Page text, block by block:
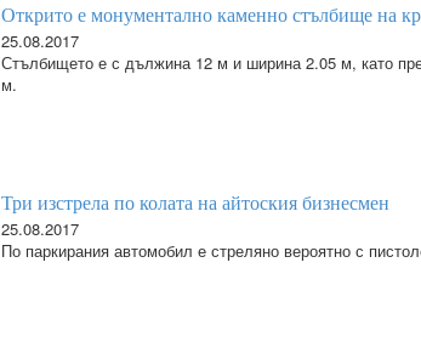
Открито е монументално каменно стълбище на
25.08.2017
Стълбището е с дължина 12 м и ширина 2.05 м, като
м.
Три изстрела по колата на айтоския бизнесмен
25.08.2017
По паркирания автомобил е стреляно вероятно с